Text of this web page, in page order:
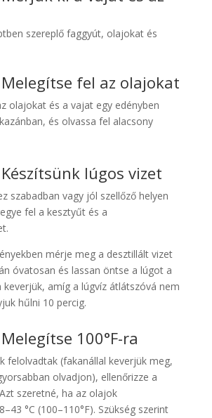
szereplő faggyút, olajokat és
fel az olajokat
olajokat és a vajat egy edényben
és olvassa fel alacsony
lúgos vizet
szabadban vagy jól szellőző helyen
fel a kesztyűt és a
mérje meg a desztillált vizet
óvatosan és lassan öntse a lúgot a
keverjük, amíg a lúgvíz átlátszóvá nem
hűlni 10 percig.
100°F-ra
felolvadtak (fakanállal keverjük meg,
olvadjon), ellenőrizze a
szeretné, ha az olajok
°C (100–110°F). Szükség szerint